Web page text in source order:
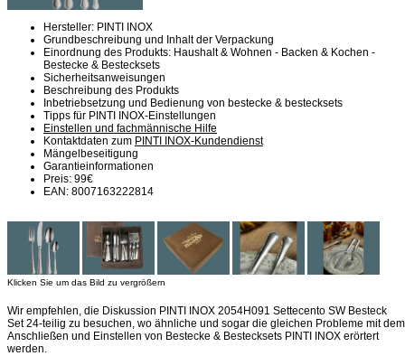
Hersteller: PINTI INOX
Grundbeschreibung und Inhalt der Verpackung
Einordnung des Produkts: Haushalt & Wohnen - Backen & Kochen -
Bestecke & Bestecksets
Sicherheitsanweisungen
Beschreibung des Produkts
Inbetriebsetzung und Bedienung von bestecke & bestecksets
Tipps für PINTI INOX-Einstellungen
Einstellen und fachmännische Hilfe
Kontaktdaten zum PINTI INOX-Kundendienst
Mängelbeseitigung
Garantieinformationen
Preis: 99€
EAN: 8007163222814
Klicken Sie um das Bild zu vergrößern
Wir empfehlen, die Diskussion PINTI INOX 2054H091 Settecento SW Besteck
Set 24-teilig zu besuchen, wo ähnliche und sogar die gleichen Probleme mit dem
Anschließen und Einstellen von Bestecke & Bestecksets PINTI INOX erörtert
werden.